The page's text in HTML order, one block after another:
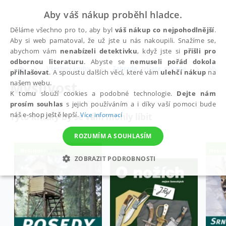
Všechny knihy Zahrada, zvířata, příroda
Myslivost
Tyto knížky by se vám mohly líbit
Aby váš nákup proběhl hladce.
Děláme všechno pro to, aby bylváš nákup co nejpohodlnější.
Aby si web pamatoval, že už jste u nás nakoupili. Snažíme se,
abychom vám nenabízeli detektivku, když jste si přišli pro
odbornou literaturu. Abyste se nemuseli pořád dokola
přihlašovat. A spoustu dalších věcí, které vám ulehčí nákup na
našem webu.
K tomu slouží cookies a podobné technologie. Dejte nám
prosím souhlas s jejich používáním a i díky vaší pomoci bude
náš e-shop ještě lepší.Více informací
ROZUMÍM A SOUHLASÍM
ZOBRAZIT PODROBNOSTI
NEZBYTNÉ ANALYTICKÉ MARKETINGOVÉ
FUNKČNÍ NEZAŘAZENÉ SOUBORY